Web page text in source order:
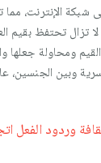
شبكة الإنترنت،
تزال تحتفظ بقيم
ومحاولة جعلها
وبين الجنسين،
وردود الفعل